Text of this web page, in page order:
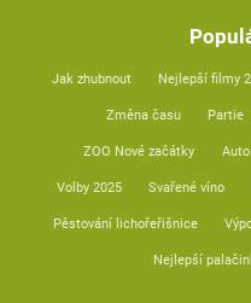
Jak zhubnout Nejlepší filmy
Změna času Partie
ZOO Nové začátky
Volby 2025 Svařené víno
Pěstování lichořeřišnice
Nejlepší